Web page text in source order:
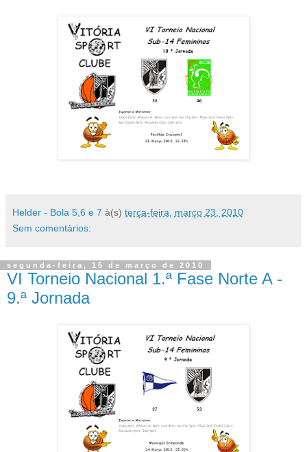
Helder - Bola 5,6 e 7 à(s) terça-feira, março 23, 2010
Sem comentários:
segunda-feira, 15 de março de 2010
VI Torneio Nacional 1.ª Fase Norte A -
9.ª Jornada